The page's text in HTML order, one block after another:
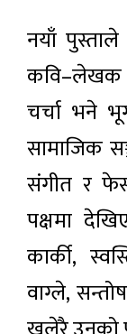
नयाँ
कवि–लेखक
चर्चा भने
सामाजिक
संगीत र
पक्षमा
कार्की,
वाग्ले,